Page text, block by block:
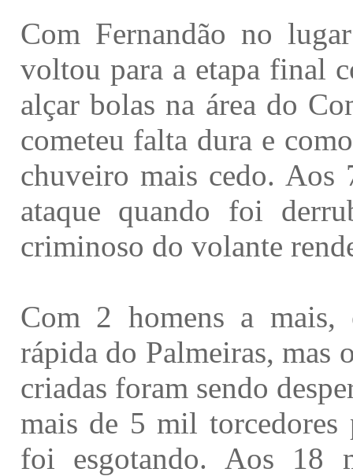
Com Fernandão no
voltou para a etapa final
alçar bolas na área do
cometeu falta dura e
chuveiro mais cedo.
ataque quando foi
criminoso do volante
Com 2 homens a mais,
rápida do Palmeiras, mas
criadas foram sendo
mais de 5 mil torcedores
foi esgotando. Aos 18